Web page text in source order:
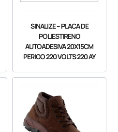
SINALIZE – PLACA DE
POLIESTIRENO
AUTOADESIVA 20X15CM
PERIGO 220 VOLTS 220 AY